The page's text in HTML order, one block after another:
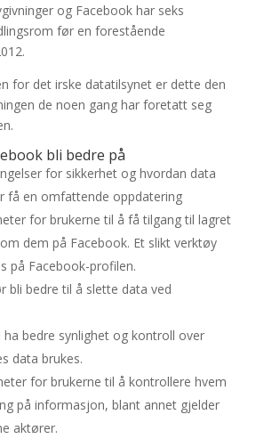
og Facebook har seks
før en forestående
for det irske datatilsynet er dette den
de noen gang har foretatt seg
bli bedre på
for sikkerhet og hvordan data
få en omfattende oppdatering
for brukerne til å få tilgang til lagret
dem på Facebook. Et slikt verktøy
på Facebook-profilen.
bli bedre til å slette data ved
ha bedre synlighet og kontroll over
data brukes.
for brukerne til å kontrollere hvem
på informasjon, blant annet gjelder
aktører.